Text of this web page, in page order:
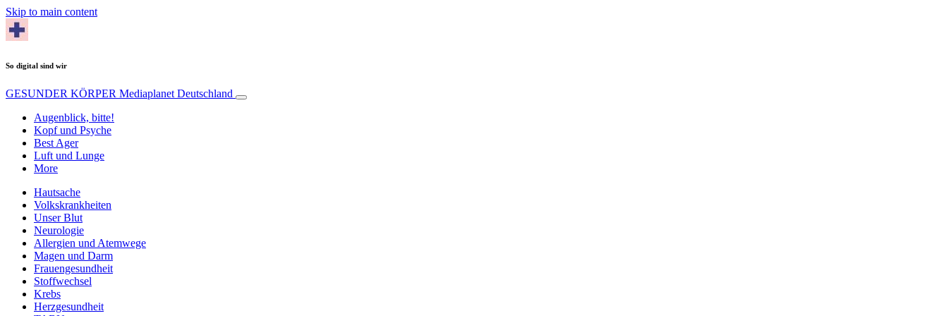
Skip to main content
So digital sind wir
GESUNDER KÖRPER Mediaplanet Deutschland
Augenblick, bitte!
Kopf und Psyche
Best Ager
Luft und Lunge
More
Hautsache
Volkskrankheiten
Unser Blut
Neurologie
Allergien und Atemwege
Magen und Darm
Frauengesundheit
Stoffwechsel
Krebs
Herzgesundheit